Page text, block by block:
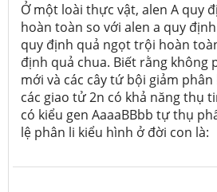
Ở một loài thực vật, alen A quy
hoàn toàn so với alen a quy
quy định quả ngọt trội hoàn
định quả chua. Biết rằng không
mới và các cây tứ bội giảm
các giao tử 2n có khả năng thụ
có kiểu gen AaaaBBbb tự thụ
lệ phân li kiểu hình ở đời con là: